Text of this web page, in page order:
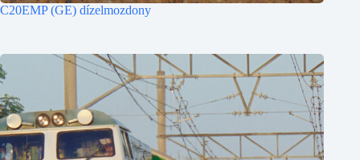
C20EMP (GE) dízelmozdony